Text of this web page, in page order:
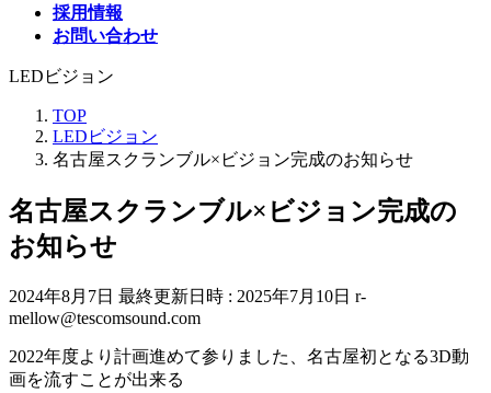
採用情報
お問い合わせ
LEDビジョン
TOP
LEDビジョン
名古屋スクランブル×ビジョン完成のお知らせ
名古屋スクランブル×ビジョン完成の
お知らせ
2024年8月7日 最終更新日時 : 2025年7月10日 r-
mellow@tescomsound.com
2022年度より計画進めて参りました、名古屋初となる3D動
画を流すことが出来る